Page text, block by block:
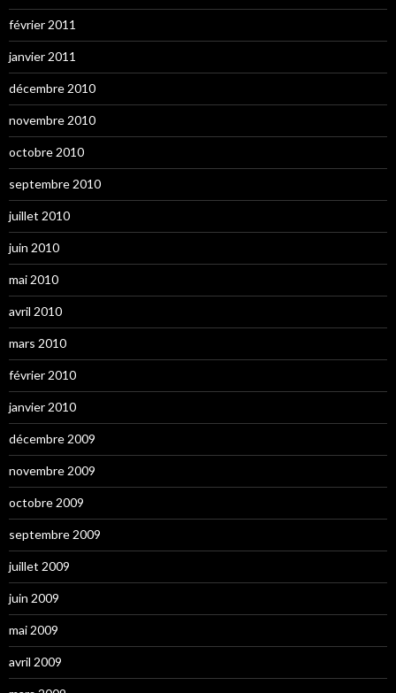
février 2011
janvier 2011
décembre 2010
novembre 2010
octobre 2010
septembre 2010
juillet 2010
juin 2010
mai 2010
avril 2010
mars 2010
février 2010
janvier 2010
décembre 2009
novembre 2009
octobre 2009
septembre 2009
juillet 2009
juin 2009
mai 2009
avril 2009